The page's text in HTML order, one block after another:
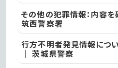
その他の犯罪情報：内容を
筑西警察署
行方不明者発見情報につ
｜ 茨城県警察